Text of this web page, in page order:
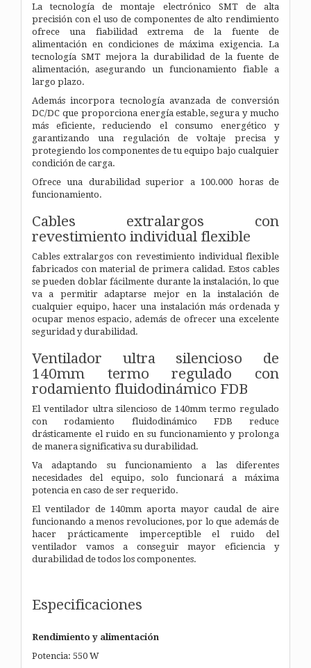
La tecnología de montaje electrónico SMT de alta
precisión con el uso de componentes de alto rendimiento
ofrece una fiabilidad extrema de la fuente de
alimentación en condiciones de máxima exigencia. La
tecnología SMT mejora la durabilidad de la fuente de
alimentación, asegurando un funcionamiento fiable a
largo plazo.
Además incorpora tecnología avanzada de conversión
DC/DC que proporciona energía estable, segura y mucho
más eficiente, reduciendo el consumo energético y
garantizando una regulación de voltaje precisa y
protegiendo los componentes de tu equipo bajo cualquier
condición de carga.
Ofrece una durabilidad superior a 100.000 horas de
funcionamiento.
Cables extralargos con
revestimiento individual flexible
Cables extralargos con revestimiento individual flexible
fabricados con material de primera calidad. Estos cables
se pueden doblar fácilmente durante la instalación, lo que
va a permitir adaptarse mejor en la instalación de
cualquier equipo, hacer una instalación más ordenada y
ocupar menos espacio, además de ofrecer una excelente
seguridad y durabilidad.
Ventilador ultra silencioso de
140mm termo regulado con
rodamiento fluidodinámico FDB
El ventilador ultra silencioso de 140mm termo regulado
con rodamiento fluidodinámico FDB reduce
drásticamente el ruido en su funcionamiento y prolonga
de manera significativa su durabilidad.
Va adaptando su funcionamiento a las diferentes
necesidades del equipo, solo funcionará a máxima
potencia en caso de ser requerido.
El ventilador de 140mm aporta mayor caudal de aire
funcionando a menos revoluciones, por lo que además de
hacer prácticamente imperceptible el ruido del
ventilador vamos a conseguir mayor eficiencia y
durabilidad de todos los componentes.
Especificaciones
Rendimiento y alimentación
Potencia: 550 W